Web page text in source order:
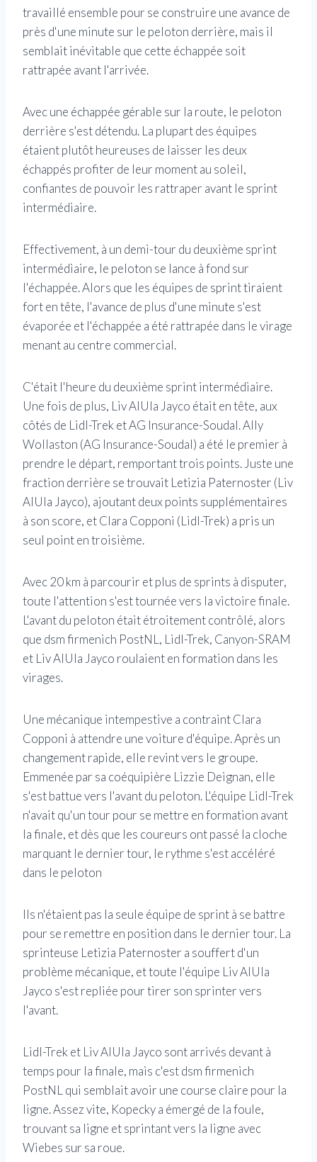
travaillé ensemble pour se construire une avance de
près d'une minute sur le peloton derrière, mais il
semblait inévitable que cette échappée soit
rattrapée avant l'arrivée.
Avec une échappée gérable sur la route, le peloton
derrière s'est détendu. La plupart des équipes
étaient plutôt heureuses de laisser les deux
échappés profiter de leur moment au soleil,
confiantes de pouvoir les rattraper avant le sprint
intermédiaire.
Effectivement, à un demi-tour du deuxième sprint
intermédiaire, le peloton se lance à fond sur
l'échappée. Alors que les équipes de sprint tiraient
fort en tête, l'avance de plus d'une minute s'est
évaporée et l'échappée a été rattrapée dans le virage
menant au centre commercial.
C'était l'heure du deuxième sprint intermédiaire.
Une fois de plus, Liv AlUla Jayco était en tête, aux
côtés de Lidl-Trek et AG Insurance-Soudal. Ally
Wollaston (AG Insurance-Soudal) a été le premier à
prendre le départ, remportant trois points. Juste une
fraction derrière se trouvait Letizia Paternoster (Liv
AlUla Jayco), ajoutant deux points supplémentaires
à son score, et Clara Copponi (Lidl-Trek) a pris un
seul point en troisième.
Avec 20 km à parcourir et plus de sprints à disputer,
toute l'attention s'est tournée vers la victoire finale.
L'avant du peloton était étroitement contrôlé, alors
que dsm firmenich PostNL, Lidl-Trek, Canyon-SRAM
et Liv AlUla Jayco roulaient en formation dans les
virages.
Une mécanique intempestive a contraint Clara
Copponi à attendre une voiture d'équipe. Après un
changement rapide, elle revint vers le groupe.
Emmenée par sa coéquipière Lizzie Deignan, elle
s'est battue vers l'avant du peloton. L'équipe Lidl-Trek
n'avait qu'un tour pour se mettre en formation avant
la finale, et dès que les coureurs ont passé la cloche
marquant le dernier tour, le rythme s'est accéléré
dans le peloton
Ils n'étaient pas la seule équipe de sprint à se battre
pour se remettre en position dans le dernier tour. La
sprinteuse Letizia Paternoster a souffert d'un
problème mécanique, et toute l'équipe Liv AlUla
Jayco s'est repliée pour tirer son sprinter vers
l'avant.
Lidl-Trek et Liv AlUla Jayco sont arrivés devant à
temps pour la finale, mais c'est dsm firmenich
PostNL qui semblait avoir une course claire pour la
ligne. Assez vite, Kopecky a émergé de la foule,
trouvant sa ligne et sprintant vers la ligne avec
Wiebes sur sa roue.